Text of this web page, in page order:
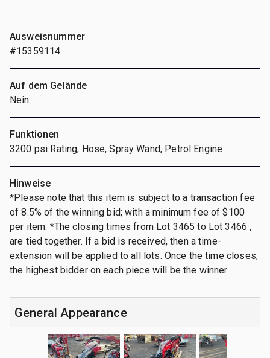
Ausweisnummer
#15359114
Auf dem Gelände
Nein
Funktionen
3200 psi Rating, Hose, Spray Wand, Petrol Engine
Hinweise
*Please note that this item is subject to a transaction fee
of 8.5% of the winning bid; with a minimum fee of $100
per item. *The closing times from Lot 3465 to Lot 3466 ,
are tied together. If a bid is received, then a time-
extension will be applied to all lots. Once the time closes,
the highest bidder on each piece will be the winner.
General Appearance